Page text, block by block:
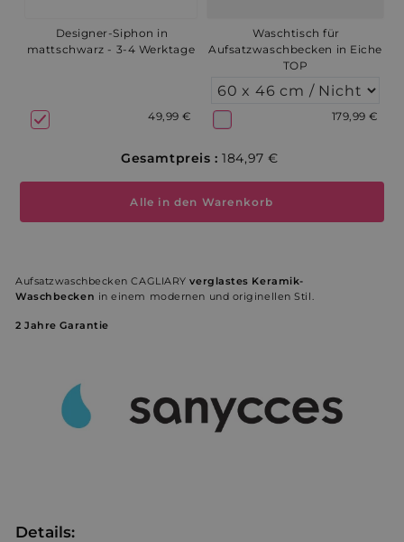
Designer-Siphon in
mattschwarz - 3-4 Werktage
49,99 €
Waschtisch für
Aufsatzwaschbecken in Eiche
TOP
179,99 €
Gesamtpreis : 184,97 €
Alle in den Warenkorb
Aufsatzwaschbecken CAGLIARYverglastes Keramik-
Waschbecken in einem modernen und originellen Stil.
2 Jahre Garantie
Details: